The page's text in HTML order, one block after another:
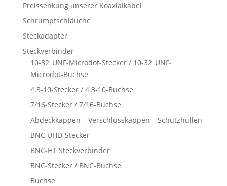
Preissenkung unserer Koaxialkabel
Schrumpfschläuche
Steckadapter
Steckverbinder
10-32_UNF-Microdot-Stecker / 10-32_UNF-
Microdot-Buchse
4.3-10-Stecker / 4.3-10-Buchse
7/16-Stecker / 7/16-Buchse
Abdeckkappen – Verschlusskappen – Schutzhüllen
BNC UHD-Stecker
BNC-HT Steckverbinder
BNC-Stecker / BNC-Buchse
Buchse